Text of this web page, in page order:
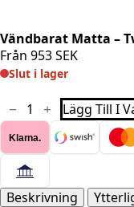
Vändbarat Matta –
Från 953SEK
Slut i lager
Vändbarat
Matta
-
Twinsupreme
Biri
LJUSGRÅ
mängd
Lägg Till I
Klarna.
Beskrivning